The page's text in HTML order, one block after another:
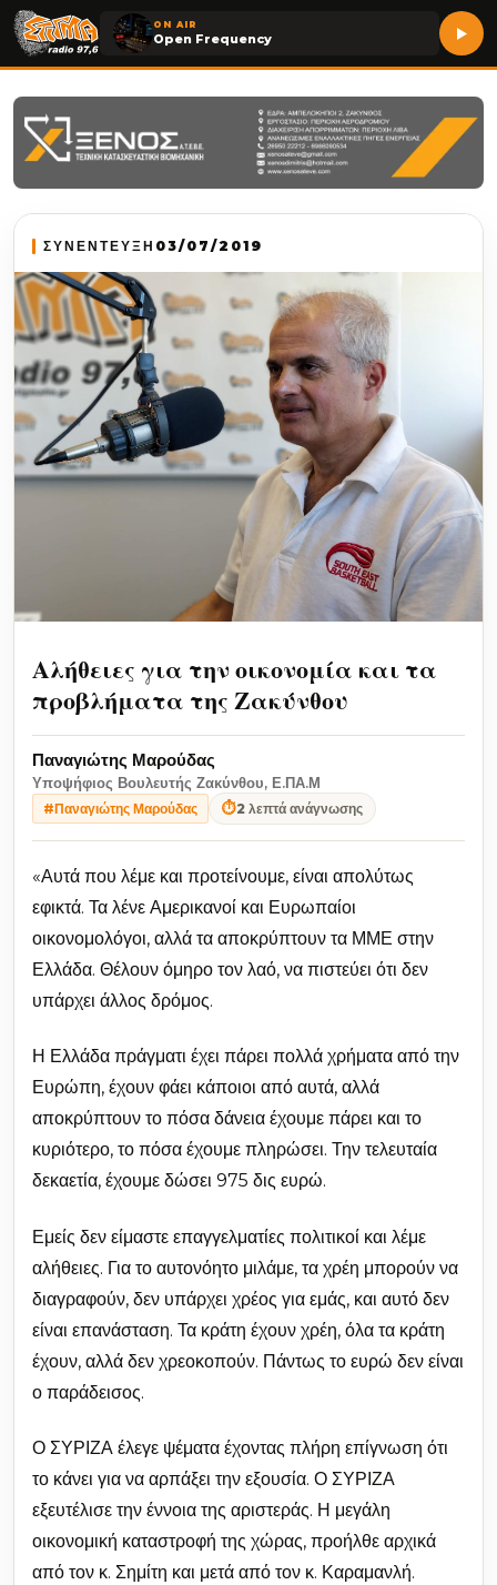
ON AIR
Open Frequency
ΣΥΝΕΝΤΕΥΞΗ 03/07/2019
Αλήθειες για την οικονομία και τα
προβλήματα της Ζακύνθου
Παναγιώτης Μαρούδας
Υποψήφιος Βουλευτής Ζακύνθου, Ε.ΠΑ.Μ
#Παναγιώτης Μαρούδας ⏱2 λεπτά ανάγνωσης
«Αυτά που λέμε και προτείνουμε, είναι απολύτως
εφικτά. Τα λένε Αμερικανοί και Ευρωπαίοι
οικονομολόγοι, αλλά τα αποκρύπτουν τα ΜΜΕ στην
Ελλάδα. Θέλουν όμηρο τον λαό, να πιστεύει ότι δεν
υπάρχει άλλος δρόμος.
Η Ελλάδα πράγματι έχει πάρει πολλά χρήματα από την
Ευρώπη, έχουν φάει κάποιοι από αυτά, αλλά
αποκρύπτουν το πόσα δάνεια έχουμε πάρει και το
κυριότερο, το πόσα έχουμε πληρώσει. Την τελευταία
δεκαετία, έχουμε δώσει 975 δις ευρώ.
Εμείς δεν είμαστε επαγγελματίες πολιτικοί και λέμε
αλήθειες. Για το αυτονόητο μιλάμε, τα χρέη μπορούν να
διαγραφούν, δεν υπάρχει χρέος για εμάς, και αυτό δεν
είναι επανάσταση. Τα κράτη έχουν χρέη, όλα τα κράτη
έχουν, αλλά δεν χρεοκοπούν. Πάντως το ευρώ δεν είναι
ο παράδεισος.
Ο ΣΥΡΙΖΑ έλεγε ψέματα έχοντας πλήρη επίγνωση ότι
το κάνει για να αρπάξει την εξουσία. Ο ΣΥΡΙΖΑ
εξευτέλισε την έννοια της αριστεράς. Η μεγάλη
οικονομική καταστροφή της χώρας, προήλθε αρχικά
από τον κ. Σημίτη και μετά από τον κ. Καραμανλή.